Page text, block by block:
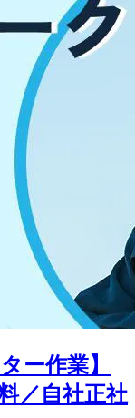
ー作業】
／自社正社